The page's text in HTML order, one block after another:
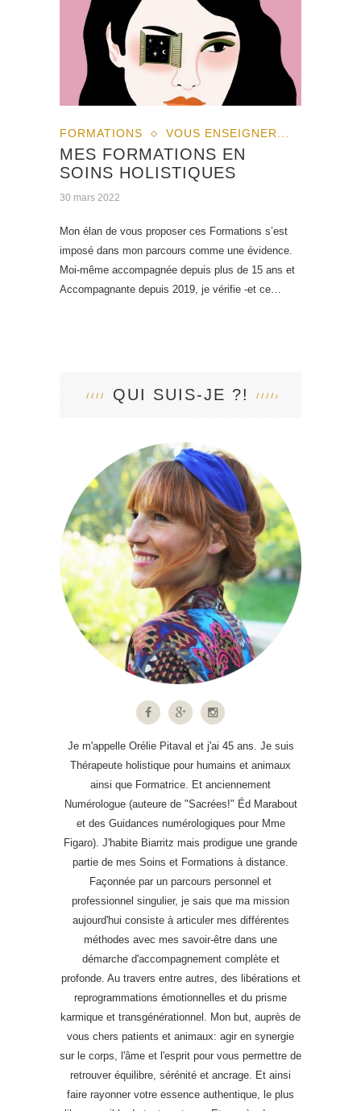
FORMATIONS VOUS ENSEIGNER...
MES FORMATIONS EN
SOINS HOLISTIQUES
30 mars 2022
Mon élan de vous proposer ces Formations s’est
imposé dans mon parcours comme une évidence.
Moi-même accompagnée depuis plus de 15 ans et
Accompagnante depuis 2019, je vérifie -et ce…
QUI SUIS-JE ?!
Je m'appelle Orélie Pitaval et j'ai 45 ans. Je suis
Thérapeute holistique pour humains et animaux
ainsi que Formatrice. Et anciennement
Numérologue (auteure de "Sacrées!" Éd Marabout
et des Guidances numérologiques pour Mme
Figaro). J'habite Biarritz mais prodigue une grande
partie de mes Soins et Formations à distance.
Façonnée par un parcours personnel et
professionnel singulier, je sais que ma mission
aujourd'hui consiste à articuler mes différentes
méthodes avec mes savoir-être dans une
démarche d'accompagnement complète et
profonde. Au travers entre autres, des libérations et
reprogrammations émotionnelles et du prisme
karmique et transgénérationnel. Mon but, auprès de
vous chers patients et animaux: agir en synergie
sur le corps, l'âme et l'esprit pour vous permettre de
retrouver équilibre, sérénité et ancrage. Et ainsi
faire rayonner votre essence authentique, le plus